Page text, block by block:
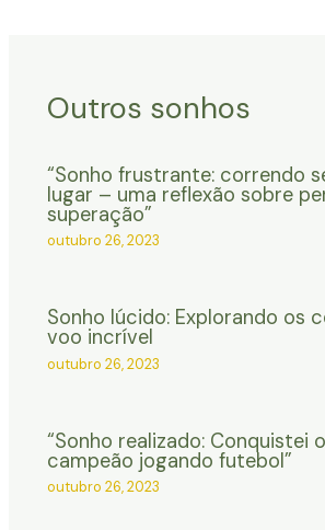
Outros sonhos
“Sonho frustrante: correndo
lugar – uma reflexão sobre
superação”
outubro 26, 2023
Sonho lúcido: Explorando os
voo incrível
outubro 26, 2023
“Sonho realizado: Conquistei
campeão jogando futebol”
outubro 26, 2023